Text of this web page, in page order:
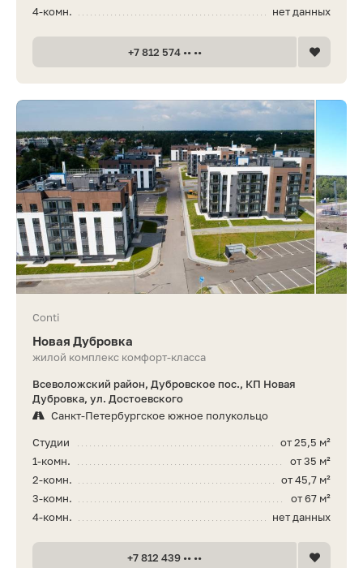
нет данных
4-комн.
+7 812 574 •• ••
Conti
Новая Дубровка
жилой комплекс комфорт-класса
Всеволожский район, Дубровское пос., КП Новая
Дубровка, ул. Достоевского
Санкт-Петербургское южное полукольцо
от 25,5 м²
Студии
от 35 м²
1-комн.
от 45,7 м²
2-комн.
от 67 м²
3-комн.
нет данных
4-комн.
+7 812 439 •• ••